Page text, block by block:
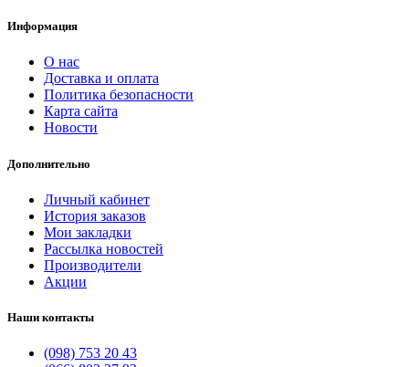
Информация
О нас
Доставка и оплата
Политика безопасности
Карта сайта
Новости
Дополнительно
Личный кабинет
История заказов
Мои закладки
Рассылка новостей
Производители
Акции
Наши контакты
(098) 753 20 43